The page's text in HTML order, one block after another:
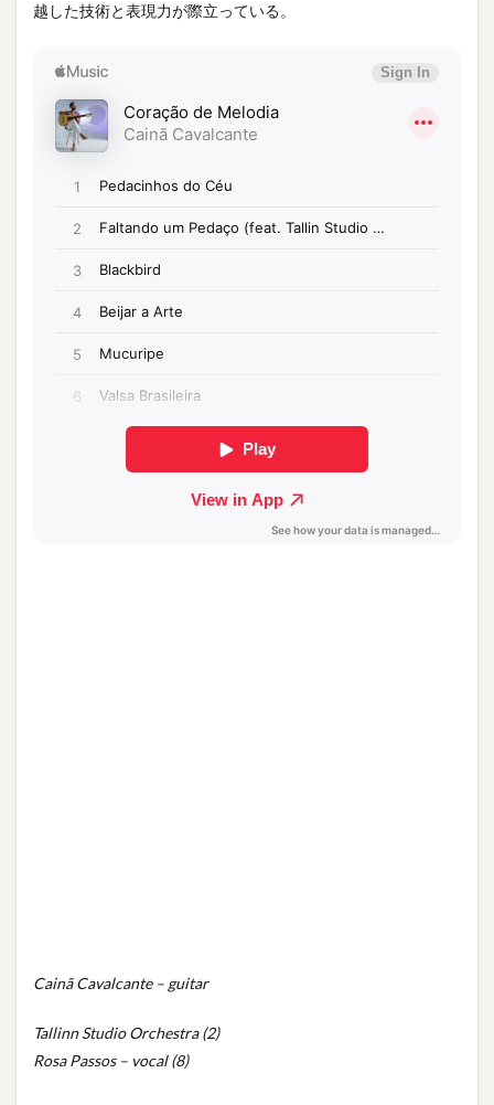
越した技術と表現力が際立っている。
Cainã Cavalcante – guitar
Tallinn Studio Orchestra (2)
Rosa Passos – vocal (8)